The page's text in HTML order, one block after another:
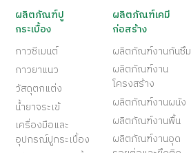
ผลิตภัณฑ์ปู
กระเบื้อง
กาวซีเมนต์
กาวยาแนว
วัสดุตกแต่ง
น้ำยาจระเข้
เครื่องมือและ
อุปกรณ์ปูกระเบื้อง
ผลิตภัณฑ์เคมี
ก่อสร้าง
ผลิตภัณฑ์งานกันซึม
ผลิตภัณฑ์งาน
โครงสร้าง
ผลิตภัณฑ์งานผนัง
ผลิตภัณฑ์งานพื้น
ผลิตภัณฑ์งานอุด